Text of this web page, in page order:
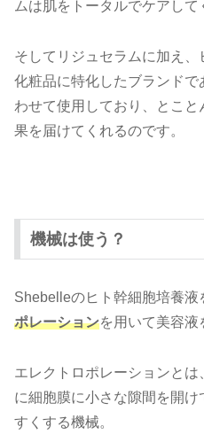
ムは肌をトータルでケアして
そしてリジュセラムに加え
化粧品に特化したブランド
わせて使用しており、とこ
果を届けてくれるのです。
機械は使う？
Shebelleのヒト幹細胞培養液
ポレーションを用いて美容液
エレクトロポレーションと
に細胞膜に小さな隙間を開
すくする機械。